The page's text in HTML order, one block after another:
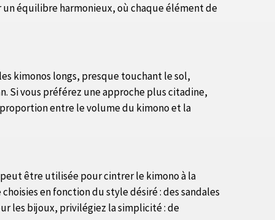
équilibre harmonieux, où chaque élément de
kimonos longs, presque touchant le sol,
Si vous préférez une approche plus citadine,
entre le volume du kimono et la
être utilisée pour cintrer le kimono à la
en fonction du style désiré : des sandales
les bijoux, privilégiez la simplicité : de